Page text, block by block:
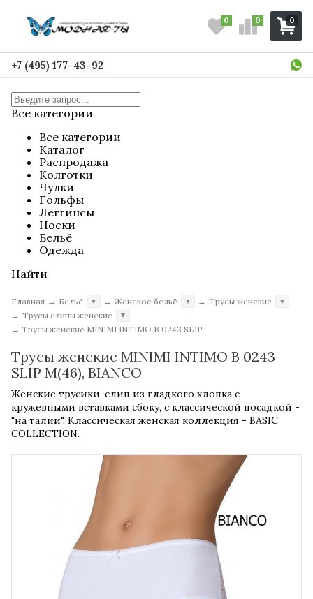
0
0 0
+7 (495) 177-43-92
Все категории
Все категории
Каталог
Распродажа
Колготки
Чулки
Гольфы
Леггинсы
Носки
Бельё
Одежда
Найти
Главная → Бельё ▼ → Женское бельё ▼ → Трусы женские ▼
→ Трусы слипы женские ▼
→ Трусы женские MINIMI INTIMO B 0243 SLIP
Трусы женские MINIMI INTIMO B 0243
SLIP M(46), BIANCO
Женские трусики-слип из гладкого хлопка с
кружевными вставками сбоку, с классической посадкой -
"на талии". Классическая женская коллекция - BASIC
COLLECTION.